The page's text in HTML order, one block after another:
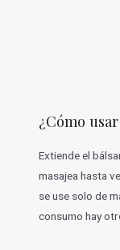
¿Cómo
Extiende el
masajea hasta
se use solo de
consumo hay